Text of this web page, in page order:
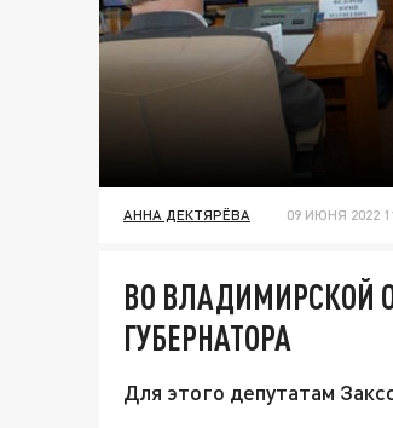
АННА ДЕКТЯРЁВА 09 ИЮНЯ 2022
ВО ВЛАДИМИРСКОЙ
ГУБЕРНАТОРА
Для этого депутатам